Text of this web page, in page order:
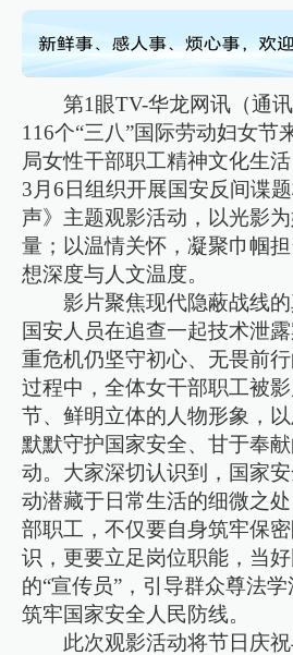
第1眼TV-华龙网讯（通
116个“三八”国际劳动妇女节
局女性干部职工精神文化生
3月6日组织开展国安反间谍
声》主题观影活动，以光影
量；以温情关怀，凝聚巾帼
想深度与人文温度。
影片聚焦现代隐蔽战线
国安人员在追查一起技术泄
重危机仍坚守初心、无畏前
过程中，全体女干部职工被
节、鲜明立体的人物形象，
默默守护国家安全、甘于奉
动。大家深切认识到，国家
动潜藏于日常生活的细微之
部职工，不仅要自身筑牢保
识，更要立足岗位职能，当
的“宣传员”，引导群众尊法
筑牢国家安全人民防线。
此次观影活动将节日庆